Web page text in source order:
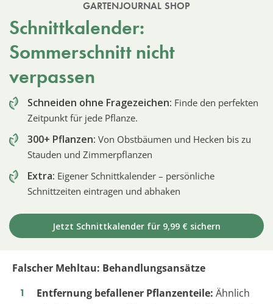
GARTENJOURNAL SHOP
Schnittkalender:
Sommerschnitt nicht
verpassen
Schneiden ohne Fragezeichen: Finde den perfekten
Zeitpunkt für jede Pflanze.
300+ Pflanzen: Von Obstbäumen und Hecken bis zu
Stauden und Zimmerpflanzen
Extra: Eigener Schnittkalender – persönliche
Schnittzeiten eintragen und abhaken
Jetzt Schnittkalender für 9,99 € sichern
Falscher Mehltau: Behandlungsansätze
Entfernung befallener Pflanzenteile: Ähnlich